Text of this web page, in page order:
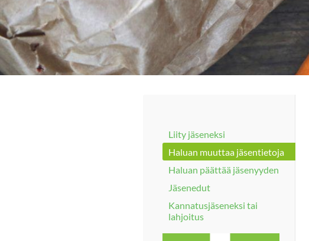
Liity jäseneksi
Haluan muuttaa jäsentietoja
Haluan päättää jäsenyyden
Jäsenedut
Kannatusjäseneksi tai
lahjoitus